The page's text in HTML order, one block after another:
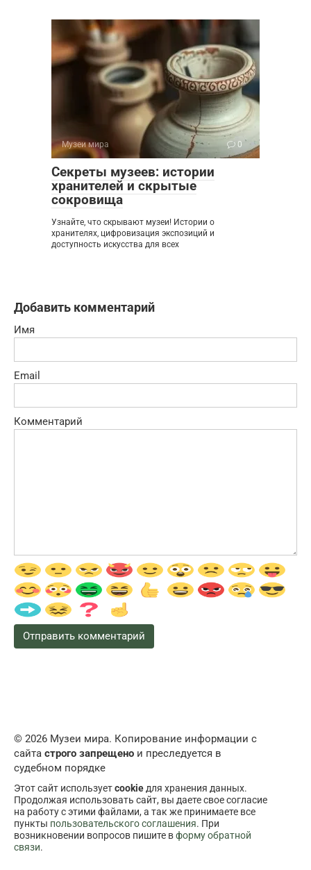
Музеи мира 0
Секреты музеев: истории
хранителей и скрытые
сокровища
Узнайте, что скрывают музеи! Истории о
хранителях, цифровизация экспозиций и
доступность искусства для всех
Добавить комментарий
Имя
Email
Комментарий
© 2026 Музеи мира. Копирование информации с
сайта строго запрещено и преследуется в
судебном порядке
Этот сайт используетcookie для хранения данных.
Продолжая использовать сайт, вы даете свое согласие
на работу с этими файлами, а так же принимаете все
пункты пользовательского соглашения. При
возникновении вопросов пишите вформу обратной
связи.